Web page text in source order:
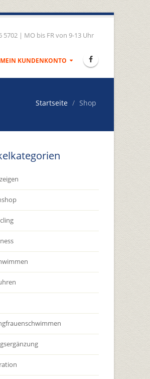
5702 | MO bis FR von 9-13 Uhr
MEIN KUNDENKONTO
Startseite Shop